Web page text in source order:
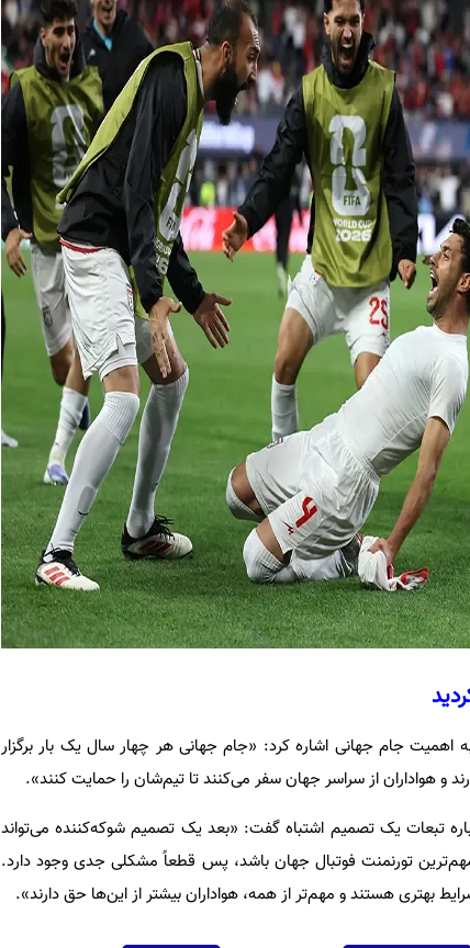
جام جهانی اشاره کرد: «جام جهانی هر چهار سال یک بار برگزار
و هواداران از سراسر جهان سفر می‌کنند تا تیم‌شان را حمایت کنند».
تبعات یک تصمیم اشتباه گفت: «بعد یک تصمیم شوکه‌کننده می‌تواند
مهم‌ترین تورنمنت فوتبال جهان باشد، پس قطعاً مشکلی جدی وجود دارد.
بهتری هستند و مهم‌تر از همه، هواداران بیشتر از این‌ها حق دارند».